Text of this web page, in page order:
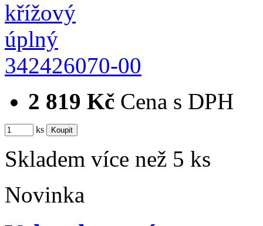
342426070-00
2 819 Kč Cena s DPH
ks
Skladem více než 5 ks
Novinka